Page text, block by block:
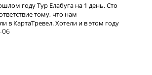
году Тур Елабуга на 1 день. Сто
тому, что нам
в КартаТревел. Хотели и в этом году
их услугами, но видимо эта пандемия
06